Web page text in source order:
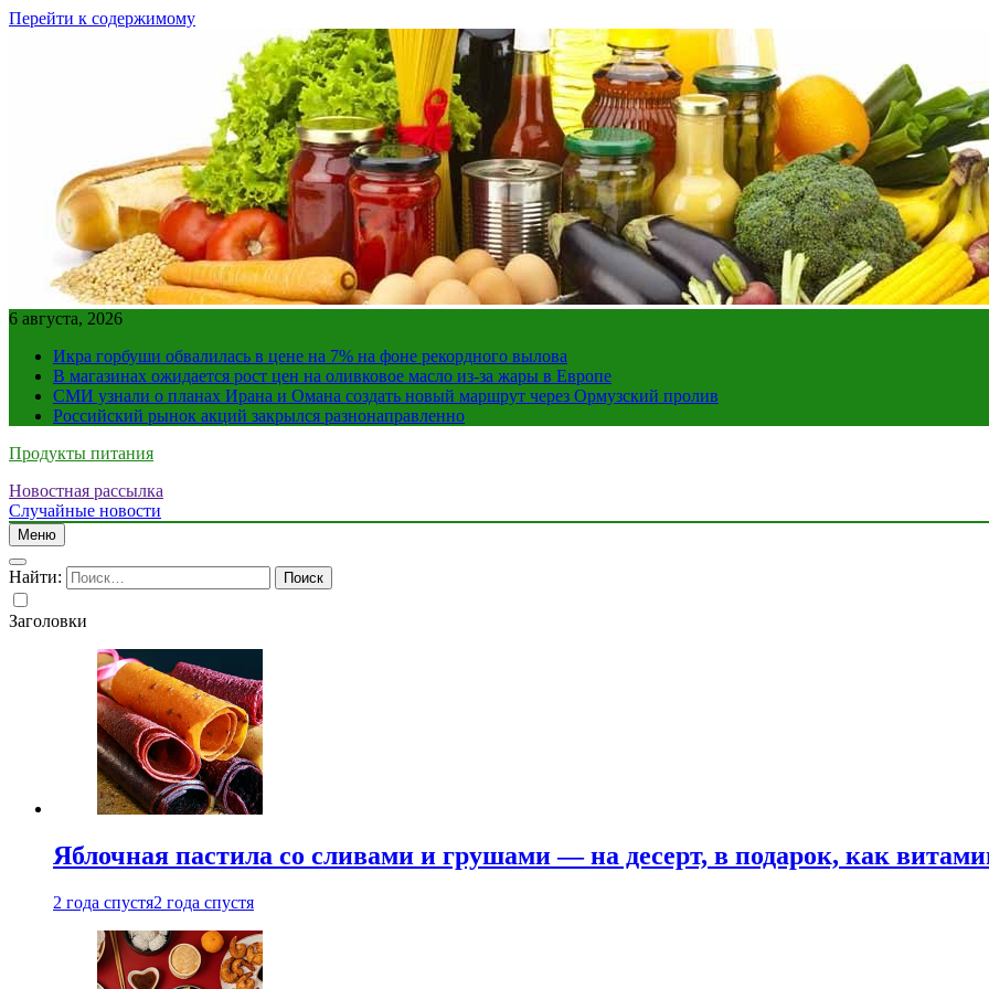
Перейти к содержимому
6 августа, 2026
Икра горбуши обвалилась в цене на 7% на фоне рекордного вылова
В магазинах ожидается рост цен на оливковое масло из-за жары в Европе
СМИ узнали о планах Ирана и Омана создать новый маршрут через Ормузский пролив
Российский рынок акций закрылся разнонаправленно
Продукты питания
Новостная рассылка
Случайные новости
Меню
Найти:
Заголовки
Яблочная пастила со сливами и грушами — на десерт, в подарок, как
2 года спустя2 года спустя